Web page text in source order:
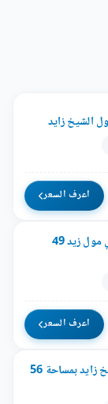
اعرف السعر
تفاصيل بيع محل بمساحة 82 متر في مول زيد 49
اعرف السعر
امتلك محل في مشروع زيد 49 الشيخ زايد بمساحة 56